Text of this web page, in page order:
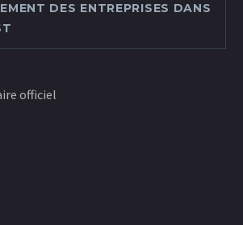
DES ENTREPRISES DANS